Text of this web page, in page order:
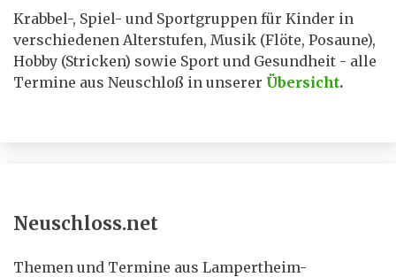
Krabbel-, Spiel- und Sportgruppen für Kinder in
verschiedenen Alterstufen, Musik (Flöte, Posaune),
Hobby (Stricken) sowie Sport und Gesundheit - alle
Termine aus Neuschloß in unserer Übersicht.
Neuschloss.net
Themen und Termine aus Lampertheim-